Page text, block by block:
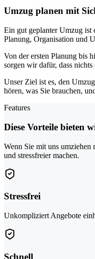
Umzug planen mit
Ein gut geplanter Umzug ist
Planung, Organisation und
Von der ersten Planung bis
sorgen wir dafür, dass
Unser Ziel ist es, den
hören, was Sie brauchen,
Features
Diese Vorteile bieten
Wenn Sie mit uns
und stressfreier machen.
Stressfrei
Unkompliziert Angebote
Schnell